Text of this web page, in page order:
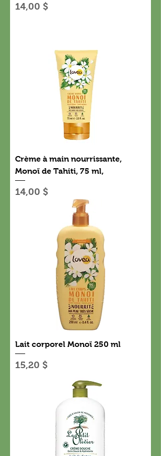
Prix
14,00 $
Crème à main nourrissante,
Monoï de Tahiti, 75 ml,
Prix
14,00 $
Lait corporel Monoï 250 ml
Prix
15,20 $